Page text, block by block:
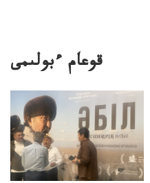
قوعام ءبولىمى